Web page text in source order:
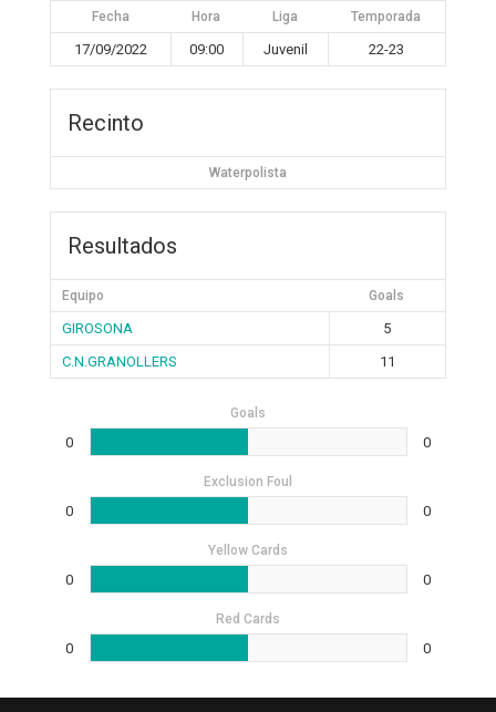
Fecha Hora Liga Temporada
17/09/2022 09:00 Juvenil 22-23
Recinto
Waterpolista
Resultados
Equipo Goals
GIROSONA
5
C.N.GRANOLLERS
11
Goals
0 0
Exclusion Foul
0 0
Yellow Cards
0 0
Red Cards
0 0